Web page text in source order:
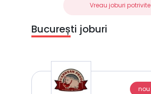
Vreau joburi potrivite
București joburi
nou